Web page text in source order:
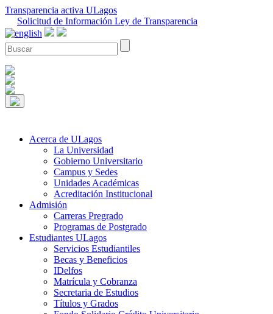
Transparencia activa ULagos
Solicitud de Información Ley de Transparencia
Acerca de ULagos
La Universidad
Gobierno Universitario
Campus y Sedes
Unidades Académicas
Acreditación Institucional
Admisión
Carreras Pregrado
Programas de Postgrado
Estudiantes ULagos
Servicios Estudiantiles
Becas y Beneficios
IDelfos
Matrícula y Cobranza
Secretaria de Estudios
Títulos y Grados